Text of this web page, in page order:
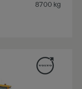
8700 kg